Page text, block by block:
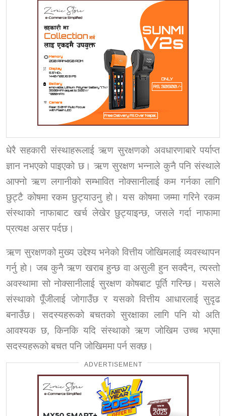
धेरै सहकारी संस्थाहरूलाई ऋण सुरक्षणको अवधारणाबारे पर्याप्त
ज्ञान नभएको पाइएको छ। ऋण सुरक्षण भन्नाले कुनै पनि संस्थाले
आफ्नो ऋण लगानीको सम्भावित नोक्सानीलाई कम गर्नका लागि
छुट्टै कोषमा रकम छुट्याउनु हो। यस कोषमा जम्मा गरिने रकम
संस्थाको नाफाबाट खर्च लेखेर छुट्याइन्छ,जसले गर्दा नाफामा
प्रत्यक्ष असर पर्दछ।
ऋण सुरक्षणको मुख्य उद्देश्य भनेको वित्तीय जोखिमलाई व्यवस्थापन
गर्नु हो। जब कुनै ऋण खराब हुन्छ वा असुली हुन सक्दैन,त्यस्तो
अवस्थामा सो नोक्सानीलाई सुरक्षण कोषबाट पूर्ति गरिन्छ। यसले
संस्थाको पूँजीलाई जोगाउँछ र यसको वित्तीय आधारलाई सुदृढ
बनाउँछ। सदस्यहरूको बचतको सुरक्षाका लागि पनि यो अति
आवश्यक छ, किनकि यदि संस्थाको ऋण जोखिम उच्च भएमा
सदस्यहरूको बचत पनि जोखिममा पर्न सक्छ।
ADVERTISEMENT